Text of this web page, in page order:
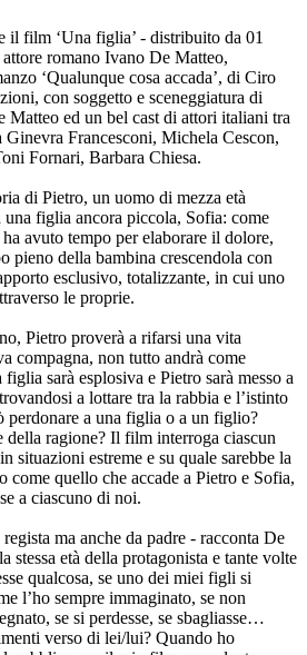
il film ‘Una figlia’ - distribuito da 01
romano Ivano De Matteo,
‘Qualunque cosa accada’, di Ciro
con soggetto e sceneggiatura di
Matteo ed un bel cast di attori italiani tra
Ginevra Francesconi, Michela Cescon,
Fornari, Barbara Chiesa.
di Pietro, un uomo di mezza età
figlia ancora piccola, Sofia: come
avuto tempo per elaborare il dolore,
pieno della bambina crescendola con
esclusivo, totalizzante, in cui uno
le proprie.
Pietro proverà a rifarsi una vita
compagna, non tutto andrà come
sarà esplosiva e Pietro sarà messo a
a lottare tra la rabbia e l’istinto
perdonare a una figlia o a un figlio?
della ragione? Il film interroga ciascun
situazioni estreme e su quale sarebbe la
come quello che accade a Pietro e Sofia,
a ciascuno di noi.
ma anche da padre - racconta De
stessa età della protagonista e tante volte
qualcosa, se uno dei miei figli si
l’ho sempre immaginato, se non
se si perdesse, se sbagliasse…
verso di lei/lui? Quando ho